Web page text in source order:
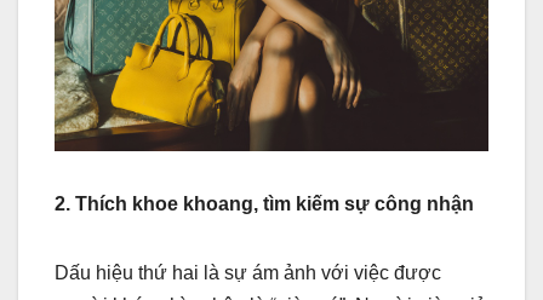
2. Thích khoe khoang, tìm kiếm sự công nhận
Dấu hiệu thứ hai là sự ám ảnh với việc được